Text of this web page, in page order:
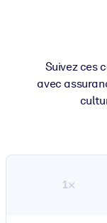
structurées pour
Suivez ces
avec
1×